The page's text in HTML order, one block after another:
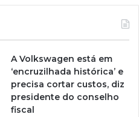
A Volkswagen está em
‘encruzilhada histórica’ e
precisa cortar custos, diz
presidente do conselho
fiscal